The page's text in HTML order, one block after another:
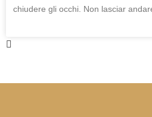
chiudere gli occhi. Non lasciar